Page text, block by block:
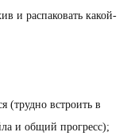
и распаковать какой-
(трудно встроить в
и общий прогресс);